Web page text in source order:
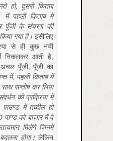
हो, दूसरी किताब
पहली किताब में
पर पूँजी के संचरण की
गया है। इसीलिए
से ही कुछ नयी
निकलकर आती हैं,
अचल पूँजी,पूँजीका
में, पहली किताब में
सन्तोष कर लिया
की प्रक्रिया में
में तब्दील हो
को बाज़ार में वे
मिलेंगे जिनमें
होगा। लेकिन